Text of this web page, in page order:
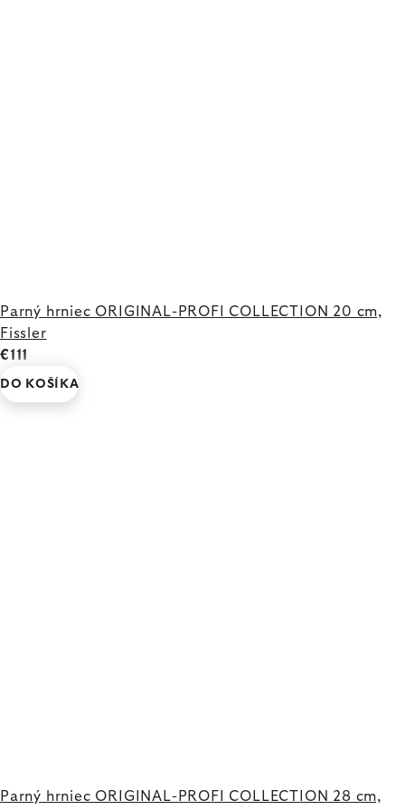
Parný hrniec ORIGINAL-PROFI COLLECTION 20 cm,
Fissler
€111
DO KOŠÍKA
Parný hrniec ORIGINAL-PROFI COLLECTION 28 cm,